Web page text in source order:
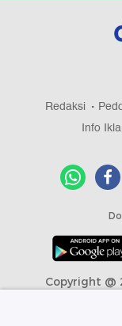
Redaksi
Info
Copyright @